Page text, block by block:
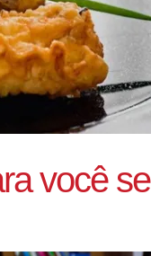
você se